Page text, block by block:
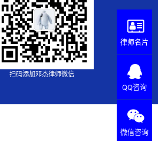
扫码添加邓杰律师微信
律师名片
QQ咨询
微信咨询